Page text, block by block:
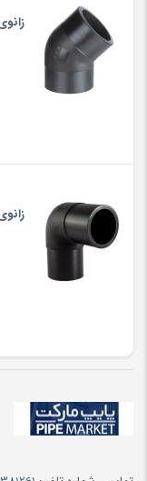
زانوی ۴۵ درجه تزریقی پلی اتیلن
زانوی پلی